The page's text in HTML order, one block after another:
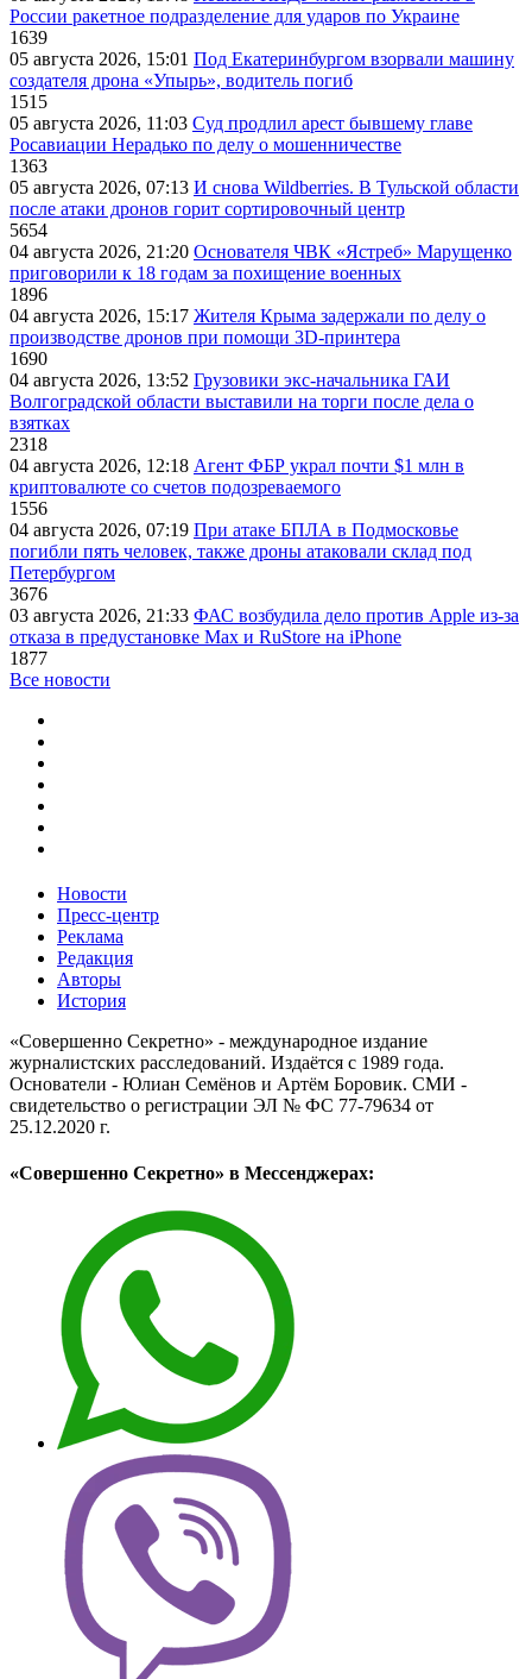
России ракетное подразделение для ударов по Украине
1639
05 августа 2026, 15:01 Под Екатеринбургом взорвали машину
создателя дрона «Упырь», водитель погиб
1515
05 августа 2026, 11:03 Суд продлил арест бывшему главе
Росавиации Нерадько по делу о мошенничестве
1363
05 августа 2026, 07:13 И снова Wildberries. В Тульской области
после атаки дронов горит сортировочный центр
5654
04 августа 2026, 21:20 Основателя ЧВК «Ястреб» Марущенко
приговорили к 18 годам за похищение военных
1896
04 августа 2026, 15:17 Жителя Крыма задержали по делу о
производстве дронов при помощи 3D‑принтера
1690
04 августа 2026, 13:52 Грузовики экс-начальника ГАИ
Волгоградской области выставили на торги после дела о
взятках
2318
04 августа 2026, 12:18 Агент ФБР украл почти $1 млн в
криптовалюте со счетов подозреваемого
1556
04 августа 2026, 07:19 При атаке БПЛА в Подмосковье
погибли пять человек, также дроны атаковали склад под
Петербургом
3676
03 августа 2026, 21:33 ФАС возбудила дело против Apple из-за
отказа в предустановке Max и RuStore на iPhone
1877
Все новости
Новости
Пресс-центр
Реклама
Редакция
Авторы
История
«Совершенно Секретно» - международное издание
журналистских расследований. Издаётся с 1989 года.
Основатели - Юлиан Семёнов и Артём Боровик. CМИ -
свидетельство о регистрации ЭЛ № ФС 77-79634 от
25.12.2020 г.
«Совершенно Секретно» в Мессенджерах: